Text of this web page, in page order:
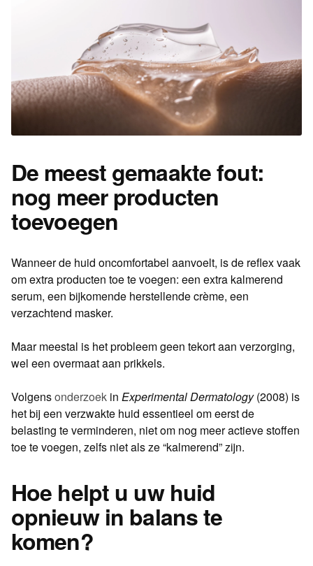
De meest gemaakte fout:
nog meer producten
toevoegen
Wanneer de huid oncomfortabel aanvoelt, is de reflex vaak
om extra producten toe te voegen: een extra kalmerend
serum, een bijkomende herstellende crème, een
verzachtend masker.
Maar meestal is het probleem geen tekort aan verzorging,
wel een overmaat aan prikkels.
Volgensonderzoek in Experimental Dermatology(2008) is
het bij een verzwakte huid essentieel om eerst de
belasting te verminderen, niet om nog meer actieve stoffen
toe te voegen, zelfs niet als ze “kalmerend” zijn.
Hoe helpt u uw huid
opnieuw in balans te
komen?